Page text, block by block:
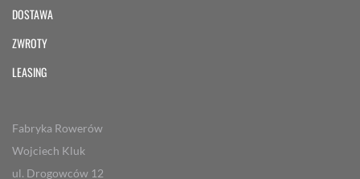
DOSTAWA
ZWROTY
LEASING
Fabryka Rowerów
Wojciech Kluk
ul. Drogowców 12